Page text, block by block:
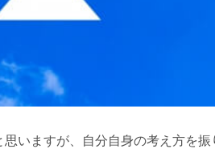
いますが、自分自身の考え方を